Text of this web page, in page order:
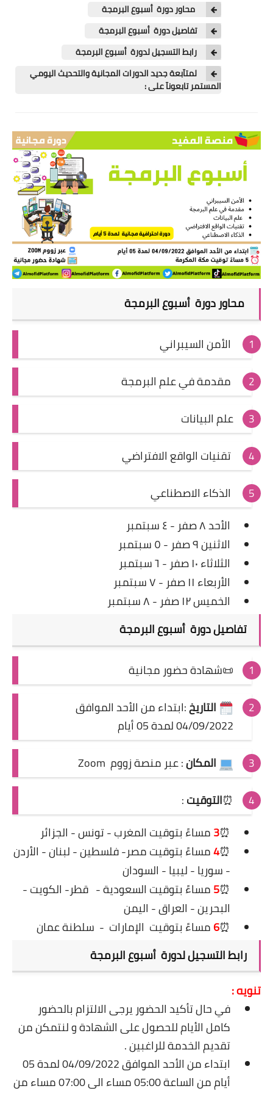
اللغة الانجليزية
الوظيفة
إعلاميات
محاور دورة أسبوع البرمجة
تفاصيل دورة أسبوع البرمجة
رابط التسجيل لدورة أسبوع البرمجة
لمتآبعة جديد الدورات المجانية والتحديث اليومي
المستمر تابعونآ على :
محاور دورة أسبوع البرمجة
الأمن السيبراني
مقدمة في علم البرمجة
علم البيانات
تقنيات الواقع الافتراضي
الذكاء الاصطناعي
الأحد ٨ صفر - ٤ سبتمبر
الاثنين ٩ صفر - ٥ سبتمبر
الثلاثاء ١٠ صفر - ٦ سبتمبر
الأربعاء ١١ صفر - ٧ سبتمبر
الخميس ١٢ صفر - ٨ سبتمبر
تفاصيلدورة أسبوع البرمجة
📜شهادة حضور مجانية
التاريخ:ابتداء من الأحد الموافق
04/09/2022 لمدة 05 أيام
المكان: عبر منصة زووم Zoom
⏰التوقيت:
⏰
3مساءً بتوقيت المغرب - تونس - الجزائر
⏰
4مساءً بتوقيت مصر- فلسطين - لبنان - الأردن
- سوريا - ليبيا - السودان
⏰
5مساءً بتوقيت السعودية - قطر- الكويت -
البحرين - العراق - اليمن
⏰
6مساءً بتوقيت الإمارات - سلطنة عمان
رابط التسجيل لدورة أسبوع البرمجة
تنويه :
في حال تأكيد الحضور يرجى الالتزام بالحضور
كامل الأيام للحصول على الشهادة و لنتمكن من
تقديم الخدمة للراغبين .
ابتداء من الأحد الموافق 04/09/2022 لمدة 05
أيام من الساعة 05:00 مساء الى 07:00 مساء من